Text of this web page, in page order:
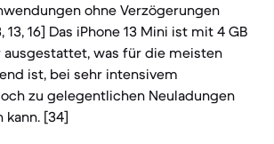
ohne Verzögerungen
16] Das iPhone 13 Mini ist mit 4 GB
was für die meisten
ist, bei sehr intensivem
zu gelegentlichen Neuladungen
kann. [34]